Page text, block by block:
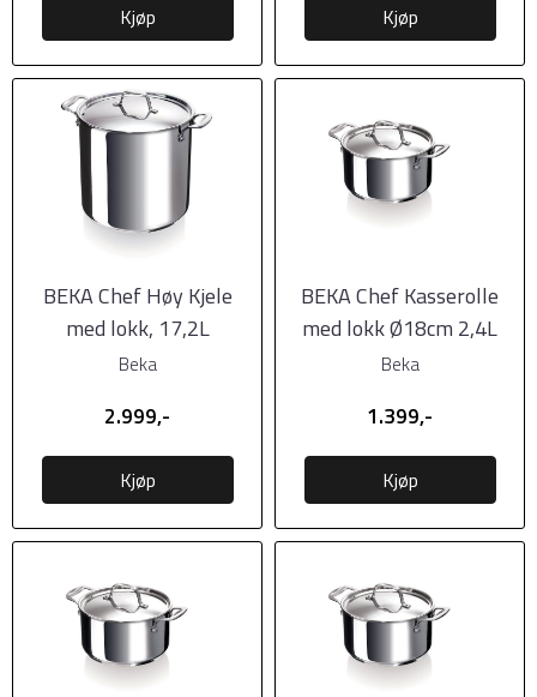
Kjøp Kjøp
BEKA Chef Høy Kjele
med lokk, 17,2L
Beka
2.999,-
Kjøp
BEKA Chef Kasserolle
med lokk Ø18cm 2,4L
Beka
1.399,-
Kjøp